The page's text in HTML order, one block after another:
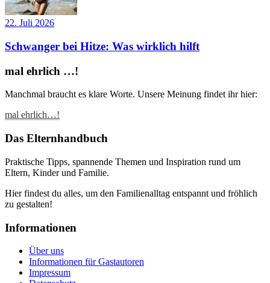
22. Juli 2026
Schwanger bei Hitze: Was wirklich hilft
mal ehrlich …!
Manchmal braucht es klare Worte. Unsere Meinung findet ihr hier:
mal ehrlich…!
Das Elternhandbuch
Praktische Tipps, spannende Themen und Inspiration rund um
Eltern, Kinder und Familie.
Hier findest du alles, um den Familienalltag entspannt und fröhlich
zu gestalten!
Informationen
Über uns
Informationen für Gastautoren
Impressum